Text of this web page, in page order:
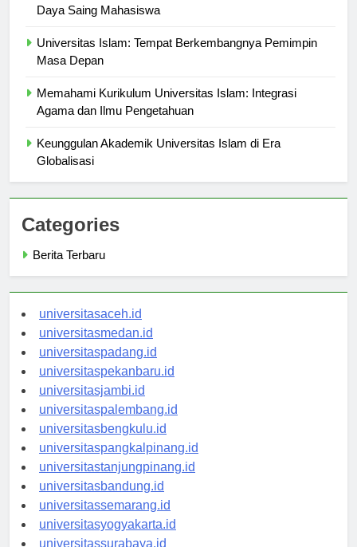
Kompetisi Akademik di Universitas Islam: Meningkatkan
Universitas Islam: Tempat Berkembangnya Pemimpin
Memahami Kurikulum Universitas Islam: Integrasi
Keunggulan Akademik Universitas Islam di Era
Categories
universitasaceh.id
universitasmedan.id
universitaspadang.id
universitaspekanbaru.id
universitasjambi.id
universitaspalembang.id
universitasbengkulu.id
universitaspangkalpinang.id
universitastanjungpinang.id
universitasbandung.id
universitassemarang.id
universitasyogyakarta.id